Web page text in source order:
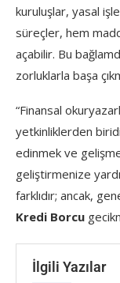
kuruluşlar, yasal
süreçler, hem
açabilir. Bu
zorluklarla başa
“Finansal
yetkinliklerden
edinmek ve
geliştirmenize
farklıdır; ancak,
Kredi Borcu
İlgili Yazılar